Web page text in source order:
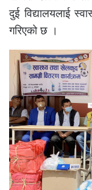
दुई विद्यालयलाई
गरिएको छ ।